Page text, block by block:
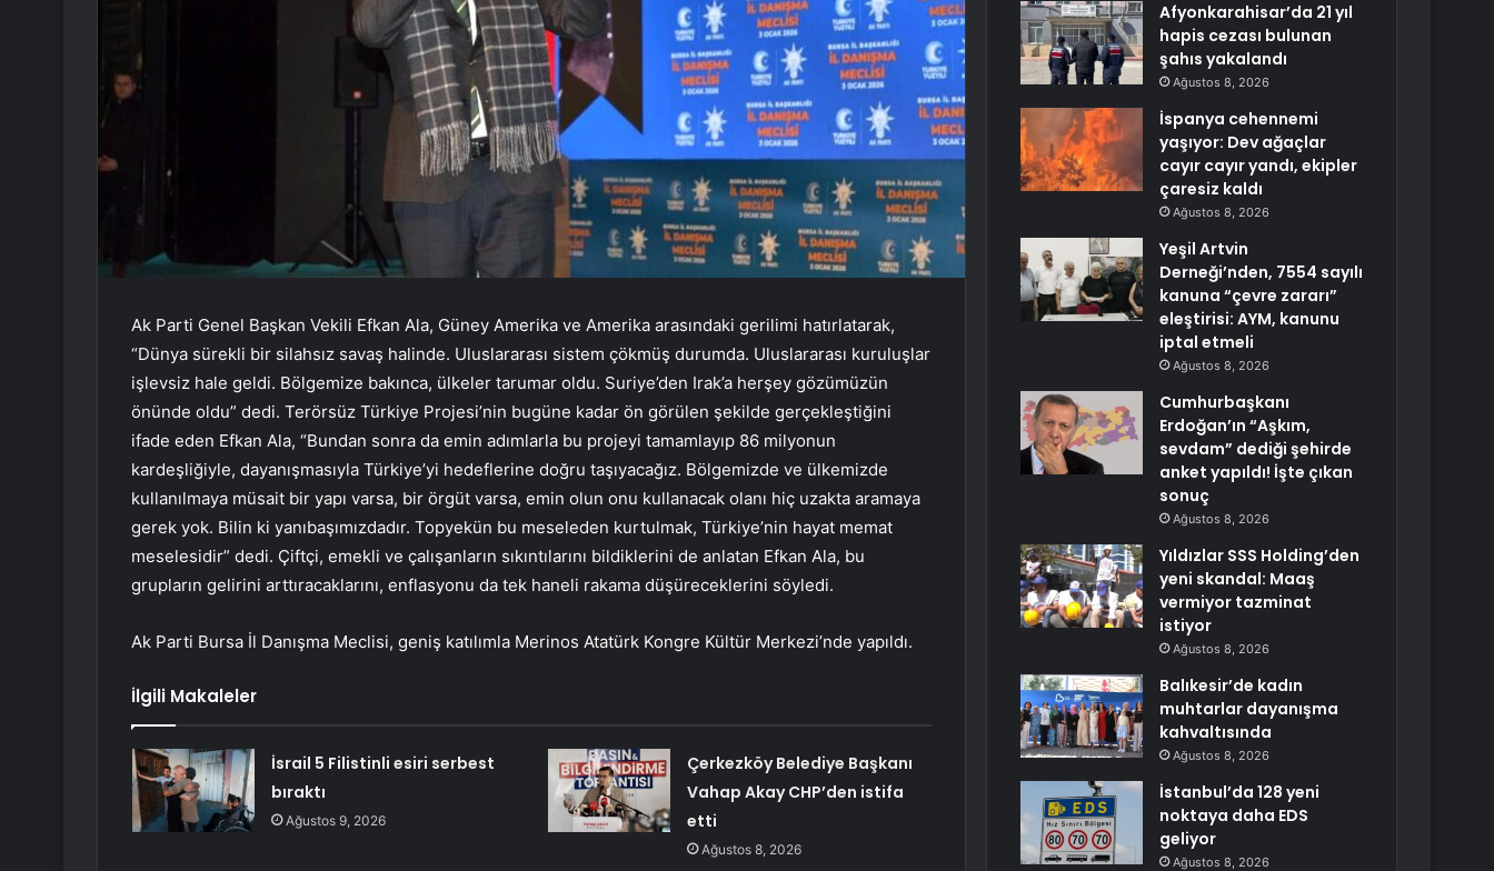
Ak Parti Genel Başkan Vekili Efkan Ala, Güney Amerika ve Amerika arasındaki gerilimi hatırlatarak,
“Dünya sürekli bir silahsız savaş halinde. Uluslararası sistem çökmüş durumda. Uluslararası kuruluşlar
işlevsiz hale geldi. Bölgemize bakınca, ülkeler tarumar oldu. Suriye’den Irak’a herşey gözümüzün
önünde oldu” dedi. Terörsüz Türkiye Projesi’nin bugüne kadar ön görülen şekilde gerçekleştiğini
ifade eden Efkan Ala, “Bundan sonra da emin adımlarla bu projeyi tamamlayıp 86 milyonun
kardeşliğiyle, dayanışmasıyla Türkiye’yi hedeflerine doğru taşıyacağız. Bölgemizde ve ülkemizde
kullanılmaya müsait bir yapı varsa, bir örgüt varsa, emin olun onu kullanacak olanı hiç uzakta aramaya
gerek yok. Bilin ki yanıbaşımızdadır. Topyekün bu meseleden kurtulmak, Türkiye’nin hayat memat
meselesidir” dedi. Çiftçi, emekli ve çalışanların sıkıntılarını bildiklerini de anlatan Efkan Ala, bu
grupların gelirini arttıracaklarını, enflasyonu da tek haneli rakama düşüreceklerini söyledi.
Ak Parti Bursa İl Danışma Meclisi, geniş katılımla Merinos Atatürk Kongre Kültür Merkezi’nde yapıldı.
İlgili Makaleler
İsrail 5 Filistinli esiri serbest
bıraktı
Ağustos 9, 2026
Çerkezköy Belediye Başkanı
Vahap Akay CHP’den istifa
etti
Ağustos 8, 2026
Afyonkarahisar’da 21 yıl
hapis cezası bulunan
şahıs yakalandı
Ağustos 8, 2026
İspanya cehennemi
yaşıyor: Dev ağaçlar
cayır cayır yandı, ekipler
çaresiz kaldı
Ağustos 8, 2026
Yeşil Artvin
Derneği’nden, 7554 sayılı
kanuna “çevre zararı”
eleştirisi: AYM, kanunu
iptal etmeli
Ağustos 8, 2026
Cumhurbaşkanı
Erdoğan’ın “Aşkım,
sevdam” dediği şehirde
anket yapıldı! İşte çıkan
sonuç
Ağustos 8, 2026
Yıldızlar SSS Holding’den
yeni skandal: Maaş
vermiyor tazminat
istiyor
Ağustos 8, 2026
Balıkesir’de kadın
muhtarlar dayanışma
kahvaltısında
Ağustos 8, 2026
İstanbul’da 128 yeni
noktaya daha EDS
geliyor
Ağustos 8, 2026